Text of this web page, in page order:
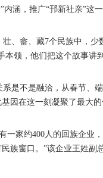
内涵，推广“邘新社亲”这
畲、藏7个民族中，少
本领，他们把这个故事
不是融洽，从春节、端
因在这一刻凝聚了最大的
家约400人的回族企业，
族窗口。”该企业王姓